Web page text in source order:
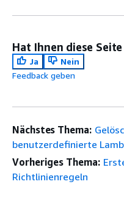
Hat Ihnen diese
Ja
Nein
Feedback geben
Nächstes Thema:
benutzerdefinierte
Vorheriges Thema:
Richtlinienregeln